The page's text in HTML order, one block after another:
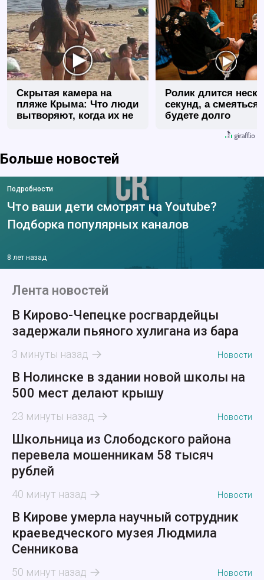
Скрытая камера на
пляже Крыма: Что люди
вытворяют, когда их не
Ролик длится
секунд, а смеяться
будете долго
Больше новостей
Подробности
Что ваши дети смотрят на Youtube?
Подборка популярных каналов
8 лет назад
Лента новостей
В Кирово-Чепецке росгвардейцы
задержали пьяного хулигана из бара
3 минуты назад Новости
В Нолинске в здании новой школы на
500 мест делают крышу
23 минуты назад Новости
Школьница из Слободского района
перевела мошенникам 58 тысяч
рублей
40 минут назад Новости
В Кирове умерла научный сотрудник
краеведческого музея Людмила
Сенникова
50 минут назад Новости